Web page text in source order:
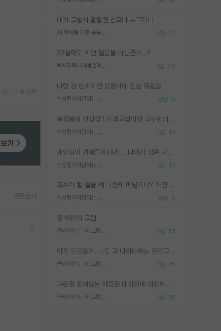
내가 그렇게 말할땐 신고나 누르더니
AI 학회들 거품 슬슬 지적이 나오네요 12
32살에도 이런 질문을 하는군요...?
박사진학하기에 2억은 괜찮은 (?) 정도의 경제력인가요 25
나랑 걍 판박이인 상황이네 진심 뭐같음
신생랩가지말라는 이유가 있었구나 8
복불복임 신생랩 1기 최고참이면 교수한테 직접 지도받는 시간이 매우 많음 제대로 된 교수라면 말이지 그게 아니라면 그냥 넌 해방 불가능한 노예 1호에 감점쓰레기통이 되는거고
신생랩가지말라는 이유가 있었구나 10
개인적인 경험들이지만.... 나이가 젊은 교수일수록 꼰대라는 가면을 쓴 채로 무례함을 행동하는 경우가 거의 90% 정도였음. 나이가 어린데 다른 또래들과 달리 명예, 권력, 재력까지 얻었으니 세상 다 가진 기분이겠지. 오히러 나이 든 교수들이 행동과 말을 더 조심하시더라.
신생랩가지말라는 이유가 있었구나 10
교수가 할 일을 왜 너한테 떠넘기냐? 이건 교수가 제대로 잘 알지 못하는 경우일텐데...
신생랩가지말라는 이유가 있었구나 8
걍 애라서 그럼
근데 여기는 왜 그렇게 SPK를 물어보는거임? 13
아직 모르잖아. 나도 그 나이때에는 모르고 평가 받고 안심하고 싶었어.
근데 여기는 왜 그렇게 SPK를 물어보는거임? 15
그런걸 물어보는 애들은 대학원에 적합하지 않다
근데 여기는 왜 그렇게 SPK를 물어보는거임? 16
댓글쓰기